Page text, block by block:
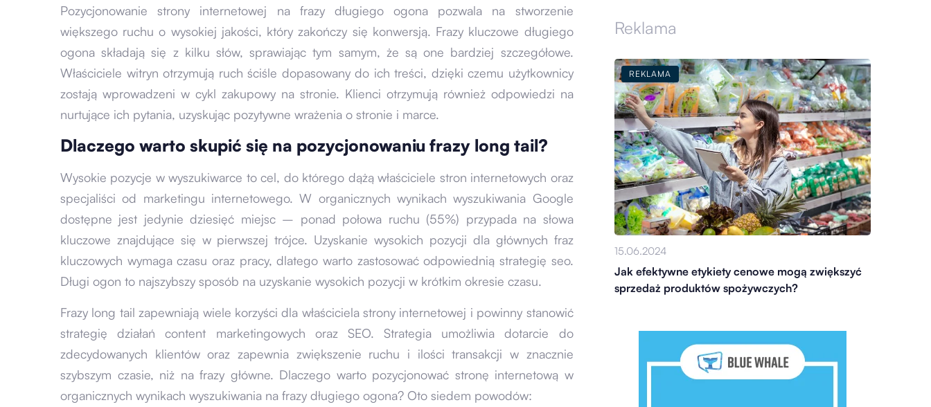
Pozycjonowanie strony internetowej na frazy długiego ogona pozwala na stworzenie
większego ruchu o wysokiej jakości, który zakończy się konwersją. Frazy kluczowe długiego
ogona składają się z kilku słów, sprawiając tym samym, że są one bardziej szczegółowe.
Właściciele witryn otrzymują ruch ściśle dopasowany do ich treści, dzięki czemu użytkownicy
zostają wprowadzeni w cykl zakupowy na stronie. Klienci otrzymują również odpowiedzi na
nurtujące ich pytania, uzyskując pozytywne wrażenia o stronie i marce.
Dlaczego warto skupić się na pozycjonowaniu frazy long tail?
Wysokie pozycje w wyszukiwarce to cel, do którego dążą właściciele stron internetowych oraz
specjaliści od marketingu internetowego. W organicznych wynikach wyszukiwania Google
dostępne jest jedynie dziesięć miejsc – ponad połowa ruchu (55%) przypada na słowa
kluczowe znajdujące się w pierwszej trójce. Uzyskanie wysokich pozycji dla głównych fraz
kluczowych wymaga czasu oraz pracy, dlatego warto zastosować odpowiednią strategię seo.
Długi ogon to najszybszy sposób na uzyskanie wysokich pozycji w krótkim okresie czasu.
Frazy long tail zapewniają wiele korzyści dla właściciela strony internetowej i powinny stanowić
strategię działań content marketingowych oraz SEO. Strategia umożliwia dotarcie do
zdecydowanych klientów oraz zapewnia zwiększenie ruchu i ilości transakcji w znacznie
szybszym czasie, niż na frazy główne. Dlaczego warto pozycjonować stronę internetową w
organicznych wynikach wyszukiwania na frazy długiego ogona? Oto siedem powodów:
Reklama
REKLAMA
15.06.2024
Jak efektywne etykiety cenowe mogą zwiększyć
sprzedaż produktów spożywczych?